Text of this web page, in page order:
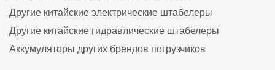
Другие китайские электрические штабелеры
Другие китайские гидравлические штабелеры
Аккумуляторы других брендов погрузчиков